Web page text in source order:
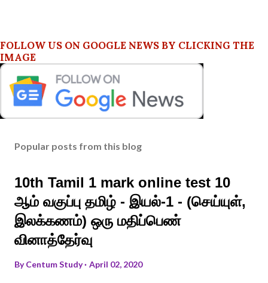
FOLLOW US ON GOOGLE NEWS BY CLICKING THE
IMAGE
Popular posts from this blog
10th Tamil 1 mark online test 10
ஆம் வகுப்பு தமிழ் - இயல்-1 - (செய்யுள்,
இலக்கணம்) ஒரு மதிப்பெண்
வினாத்தேர்வு
ByCentum Study April 02, 2020